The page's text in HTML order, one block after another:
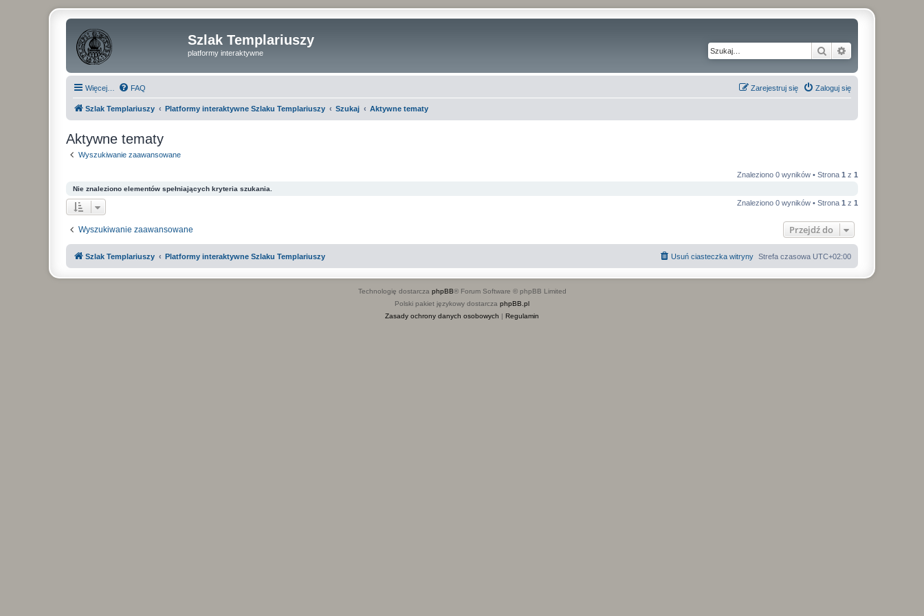
Szlak Templariuszy
platformy interaktywne Szukaj
Więcej… FAQ Zaloguj się
Zarejestruj się
Szlak Templariuszy Platformy interaktywne Szlaku Templariuszy Szukaj Aktywne tematy
Aktywne tematy
Wyszukiwanie zaawansowane
Znaleziono 0 wyników • Strona 1 z 1
Nie znaleziono elementów spełniających kryteria szukania.
Znaleziono 0 wyników • Strona 1 z 1
Wyszukiwanie zaawansowane Przejdź do
Szlak Templariuszy Platformy interaktywne Szlaku Templariuszy Strefa czasowa UTC+02:00
Usuń ciasteczka witryny
Technologię dostarcza phpBB® Forum Software © phpBB Limited
Polski pakiet językowy dostarcza phpBB.pl
Zasady ochrony danych osobowych | Regulamin